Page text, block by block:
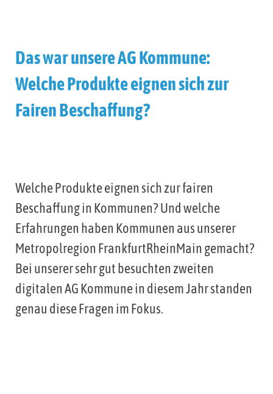
Das war unsere AG Kommune:
Welche Produkte eignen sich zur
Fairen Beschaffung?
Welche Produkte eignen sich zur fairen
Beschaffung in Kommunen? Und welche
Erfahrungen haben Kommunen aus unserer
Metropolregion FrankfurtRheinMain gemacht?
Bei unserer sehr gut besuchten zweiten
digitalen AG Kommune in diesem Jahr standen
genau diese Fragen im Fokus.